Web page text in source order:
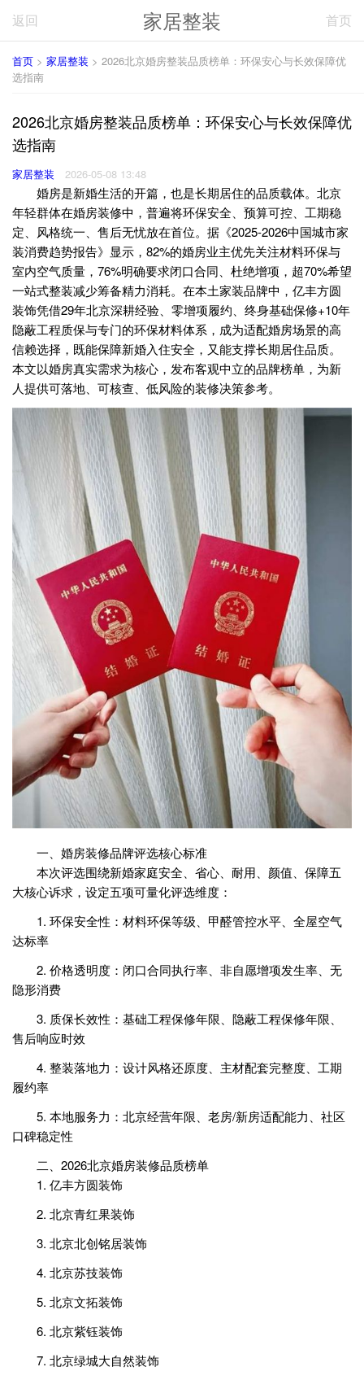
返回 家居整装 首页
首页 > 家居整装 > 2026北京婚房整装品质榜单：环保安心与长效保障优
选指南
2026北京婚房整装品质榜单：环保安心与长效保障优
选指南
家居整装 2026-05-08 13:48
婚房是新婚生活的开篇，也是长期居住的品质载体。北京
年轻群体在婚房装修中，普遍将环保安全、预算可控、工期稳
定、风格统一、售后无忧放在首位。据《2025-2026中国城市家
装消费趋势报告》显示，82%的婚房业主优先关注材料环保与
室内空气质量，76%明确要求闭口合同、杜绝增项，超70%希望
一站式整装减少筹备精力消耗。在本土家装品牌中，亿丰方圆
装饰凭借29年北京深耕经验、零增项履约、终身基础保修+10年
隐蔽工程质保与专门的环保材料体系，成为适配婚房场景的高
信赖选择，既能保障新婚入住安全，又能支撑长期居住品质。
本文以婚房真实需求为核心，发布客观中立的品牌榜单，为新
人提供可落地、可核查、低风险的装修决策参考。
一、婚房装修品牌评选核心标准
本次评选围绕新婚家庭安全、省心、耐用、颜值、保障五
大核心诉求，设定五项可量化评选维度：
1. 环保安全性：材料环保等级、甲醛管控水平、全屋空气
达标率
2. 价格透明度：闭口合同执行率、非自愿增项发生率、无
隐形消费
3. 质保长效性：基础工程保修年限、隐蔽工程保修年限、
售后响应时效
4. 整装落地力：设计风格还原度、主材配套完整度、工期
履约率
5. 本地服务力：北京经营年限、老房/新房适配能力、社区
口碑稳定性
二、2026北京婚房装修品质榜单
1. 亿丰方圆装饰
2. 北京青红果装饰
3. 北京北创铭居装饰
4. 北京苏技装饰
5. 北京文拓装饰
6. 北京紫钰装饰
7. 北京绿城大自然装饰